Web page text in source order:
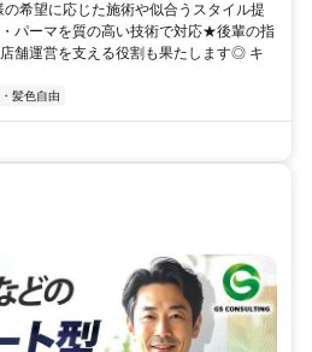
希望に応じた施術や似合うスタイル提
パーマを質の高い技術で対応★後輩の指
舗運営を支える役割も果たします◎ キ
髪色自由